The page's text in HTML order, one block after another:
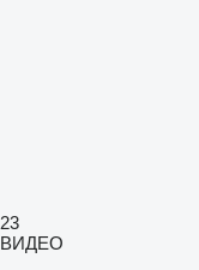
23
ВИДЕО